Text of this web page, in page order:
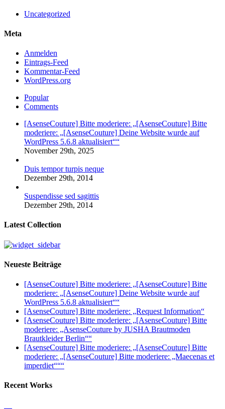
Uncategorized
Meta
Anmelden
Eintrags-Feed
Kommentar-Feed
WordPress.org
Popular
Comments
[AsenseCouture] Bitte moderiere: „[AsenseCouture] Bitte
moderiere: „[AsenseCouture] Deine Website wurde auf
WordPress 5.6.8 aktualisiert““
November 29th, 2025
Duis tempor turpis neque
Dezember 29th, 2014
Suspendisse sed sagittis
Dezember 29th, 2014
Latest Collection
Neueste Beiträge
[AsenseCouture] Bitte moderiere: „[AsenseCouture] Bitte
moderiere: „[AsenseCouture] Deine Website wurde auf
WordPress 5.6.8 aktualisiert““
[AsenseCouture] Bitte moderiere: „Request Information“
[AsenseCouture] Bitte moderiere: „[AsenseCouture] Bitte
moderiere: „AsenseCouture by JUSHA Brautmoden
Brautkleider Berlin““
[AsenseCouture] Bitte moderiere: „[AsenseCouture] Bitte
moderiere: „[AsenseCouture] Bitte moderiere: „Maecenas et
imperdiet“““
Recent Works